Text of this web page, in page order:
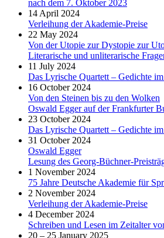
nach dem 7. Oktober 2023
14 April 2024
Verleihung der Akademie-Preise
22 May 2024
Von der Utopie zur Dystopie zur
Literarische und unliterarische
11 July 2024
Das Lyrische Quartett – Gedichte
16 October 2024
Von den Steinen bis zu den Wolken
Oswald Egger auf der Frankfurter
23 October 2024
Das Lyrische Quartett – Gedichte
31 October 2024
Oswald Egger
Lesung des Georg-Büchner-
1 November 2024
75 Jahre Deutsche Akademie für
2 November 2024
Verleihung der Akademie-Preise
4 December 2024
Schreiben und Lesen im Zeitalter
20 – 25 January 2025